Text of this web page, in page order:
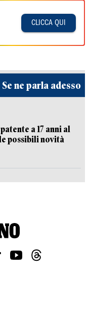
CLICCA QUI
Se ne parla adesso
a 17 anni al
possibili novità